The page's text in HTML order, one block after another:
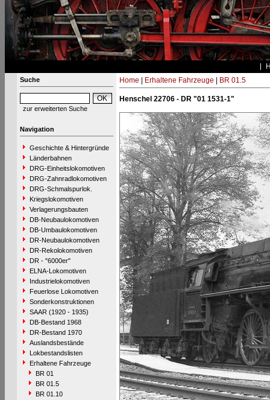
Suche
zur erweiterten Suche
Navigation
Geschichte & Hintergründe
Länderbahnen
DRG-Einheitslokomotiven
DRG-Zahnradlokomotiven
DRG-Schmalspurlok.
Kriegslokomotiven
Verlagerungsbauten
DB-Neubaulokomotiven
DB-Umbaulokomotiven
DR-Neubaulokomotiven
DR-Rekolokomotiven
DR - "6000er"
ELNA-Lokomotiven
Industrielokomotiven
Feuerlose Lokomotiven
Sonderkonstruktionen
SAAR (1920 - 1935)
DB-Bestand 1968
DR-Bestand 1970
Auslandsbestände
Lokbestandslisten
Erhaltene Fahrzeuge
BR 01
BR 01.5
BR 01.10
Home Erhaltene Fahrzeuge BR 01.5
Henschel 22706 - DR "01 1531-1"